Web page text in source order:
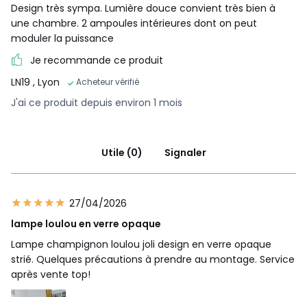
Design très sympa. Lumière douce convient très bien à
une chambre. 2 ampoules intérieures dont on peut
moduler la puissance
Je recommande ce produit
LN19 , Lyon Acheteur vérifié
J'ai ce produit depuis environ 1 mois
Utile (0) Signaler
27/04/2026
lampe loulou en verre opaque
Lampe champignon loulou joli design en verre opaque
strié. Quelques précautions à prendre au montage. Service
après vente top!